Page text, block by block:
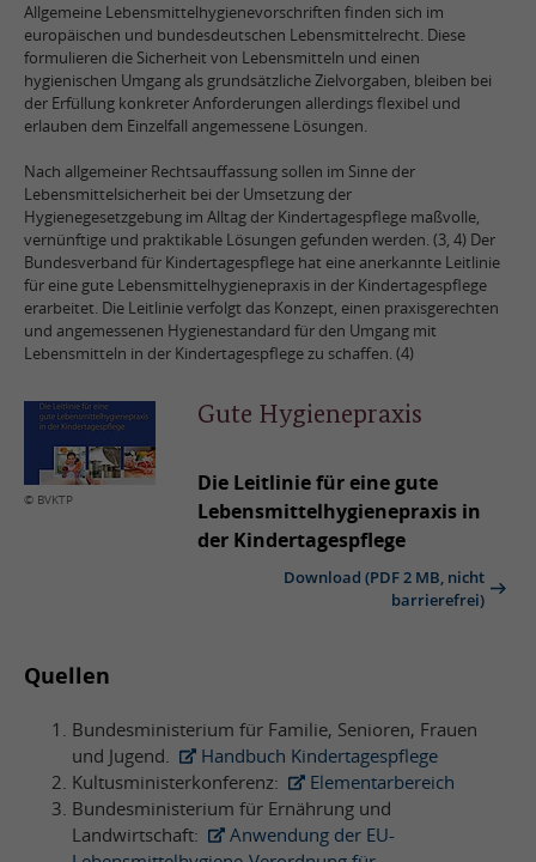
Allgemeine Lebensmittelhygienevorschriften finden sich im
europäischen und bundesdeutschen Lebensmittelrecht. Diese
formulieren die Sicherheit von Lebensmitteln und einen
hygienischen Umgang als grundsätzliche Zielvorgaben, bleiben bei
der Erfüllung konkreter Anforderungen allerdings flexibel und
erlauben dem Einzelfall angemessene Lösungen.
Nach allgemeiner Rechtsauffassung sollen im Sinne der
Lebensmittelsicherheit bei der Umsetzung der
Hygienegesetzgebung im Alltag der Kindertagespflege maßvolle,
vernünftige und praktikable Lösungen gefunden werden. (3, 4) Der
Bundesverband für Kindertagespflege hat eine anerkannte Leitlinie
für eine gute Lebensmittelhygienepraxis in der Kindertagespflege
erarbeitet. Die Leitlinie verfolgt das Konzept, einen praxisgerechten
und angemessenen Hygienestandard für den Umgang mit
Lebensmitteln in der Kindertagespflege zu schaffen. (4)
© BVKTP
Gute Hygienepraxis
Die Leitlinie für eine gute
Lebensmittelhygienepraxis in
der Kindertagespflege
Download (PDF 2 MB, nicht
barrierefrei)
Quellen
Bundesministerium für Familie, Senioren, Frauen
und Jugend.
Handbuch Kindertagespflege
Kultusministerkonferenz:
Elementarbereich
Bundesministerium für Ernährung und
Landwirtschaft:
Anwendung der EU-